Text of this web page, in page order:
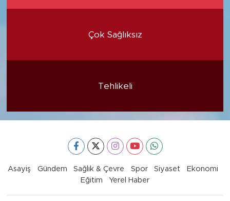
Çok Sağlıksız
Tehlikeli
Asayiş Gündem Sağlık & Çevre Spor Siyaset
Ekonomi
Eğitim
Yerel Haber